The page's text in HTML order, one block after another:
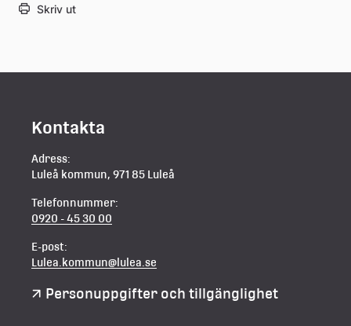
Skriv ut
Kontakta
Adress:
Luleå kommun, 971 85 Luleå
Telefonnummer:
0920 - 45 30 00
E-post:
Lulea.kommun@lulea.se
Personuppgifter och tillgänglighet